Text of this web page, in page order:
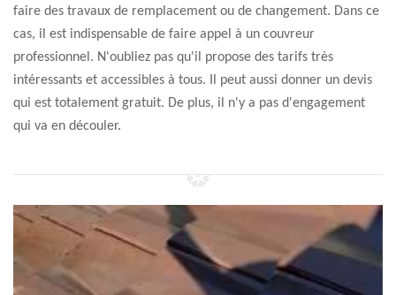
faire des travaux de remplacement ou de changement. Dans ce
cas, il est indispensable de faire appel à un couvreur
professionnel. N'oubliez pas qu'il propose des tarifs très
intéressants et accessibles à tous. Il peut aussi donner un devis
qui est totalement gratuit. De plus, il n'y a pas d'engagement
qui va en découler.